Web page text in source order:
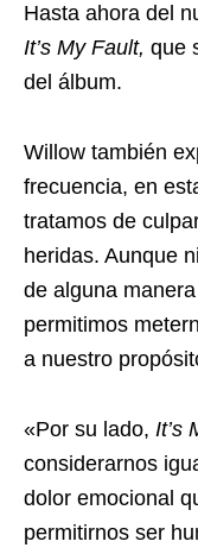
Hasta ahora del
It’s My Fault, que
del álbum.
Willow también
frecuencia, en
tratamos de
heridas. Aunque
de alguna
permitimos
a nuestro
«Por su lado, It’s
considerarnos
dolor emocional
permitirnos ser